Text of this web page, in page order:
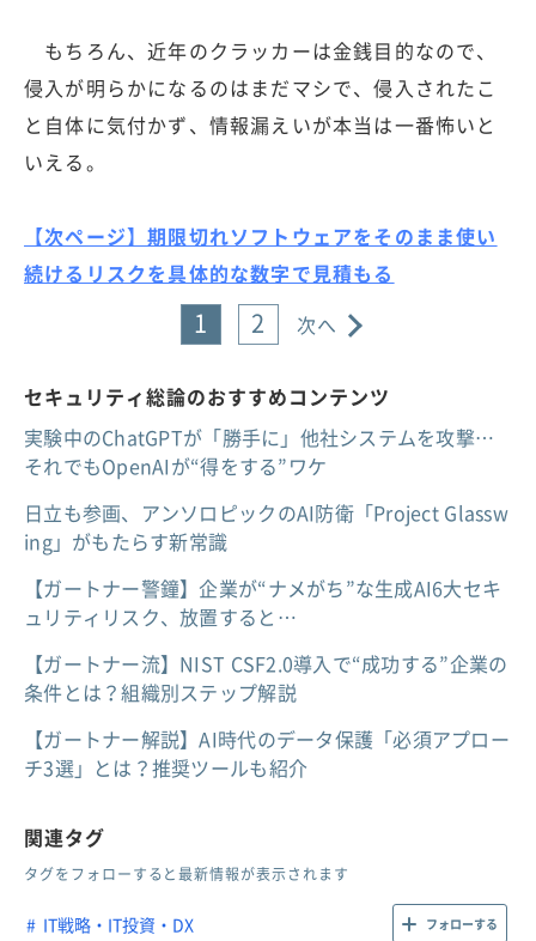
もちろん、近年のクラッカーは金銭目的なので、
侵入が明らかになるのはまだマシで、侵入されたこ
と自体に気付かず、情報漏えいが本当は一番怖いと
いえる。
【次ページ】期限切れソフトウェアをそのまま使い
続けるリスクを具体的な数字で見積もる
1 2 次へ
セキュリティ総論のおすすめコンテンツ
実験中のChatGPTが「勝手に」他社システムを攻撃…
それでもOpenAIが“得をする”ワケ
日立も参画、アンソロピックのAI防衛「Project Glassw
ing」がもたらす新常識
【ガートナー警鐘】企業が“ナメがち”な生成AI6大セキ
ュリティリスク、放置すると…
【ガートナー流】NIST CSF2.0導入で“成功する”企業の
条件とは？組織別ステップ解説
【ガートナー解説】AI時代のデータ保護「必須アプロー
チ3選」とは？推奨ツールも紹介
関連タグ
タグをフォローすると最新情報が表示されます
IT戦略・IT投資・DX フォローする